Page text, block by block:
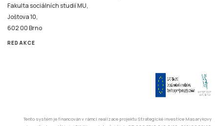
Fakulta sociálních studií MU,
Joštova 10,
602 00 Brno
REDAKCE
Tento systém je financován v rámci realizace projektu Strategické investice Masarykovy